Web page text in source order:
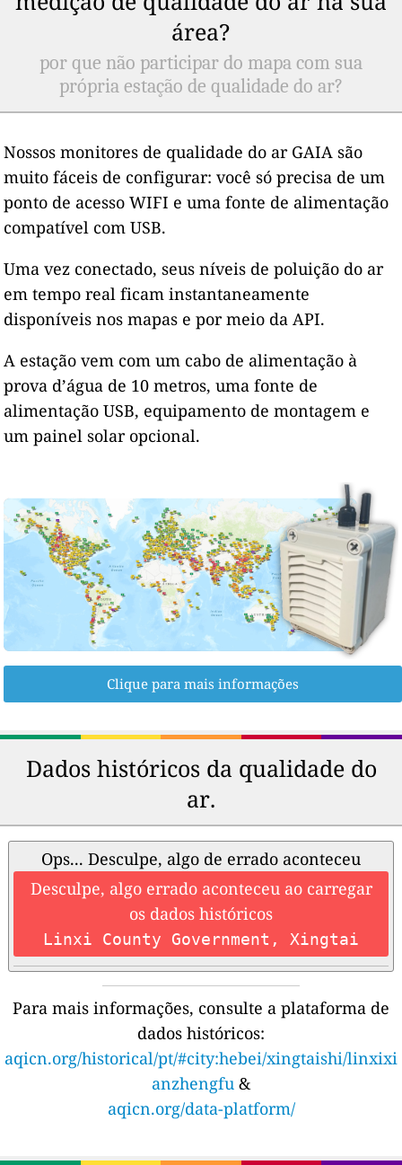
área?
por que não participar do mapa com sua
própria estação de qualidade do ar?
Nossos monitores de qualidade do ar GAIA são
muito fáceis de configurar: você só precisa de um
ponto de acesso WIFI e uma fonte de alimentação
compatível com USB.
Uma vez conectado, seus níveis de poluição do ar
em tempo real ficam instantaneamente
disponíveis nos mapas e por meio da API.
A estação vem com um cabo de alimentação à
prova d’água de 10 metros, uma fonte de
alimentação USB, equipamento de montagem e
um painel solar opcional.
Clique para mais informações
Dados históricos da qualidade do
ar.
Ops... Desculpe, algo de errado aconteceu
Desculpe, algo errado aconteceu ao carregar
os dados históricos
Linxi County Government, Xingtai
Para mais informações, consulte a plataforma de
dados históricos:
aqicn.org/historical/pt/#city:hebei/xingtaishi/linxixi
anzhengfu &
aqicn.org/data-platform/